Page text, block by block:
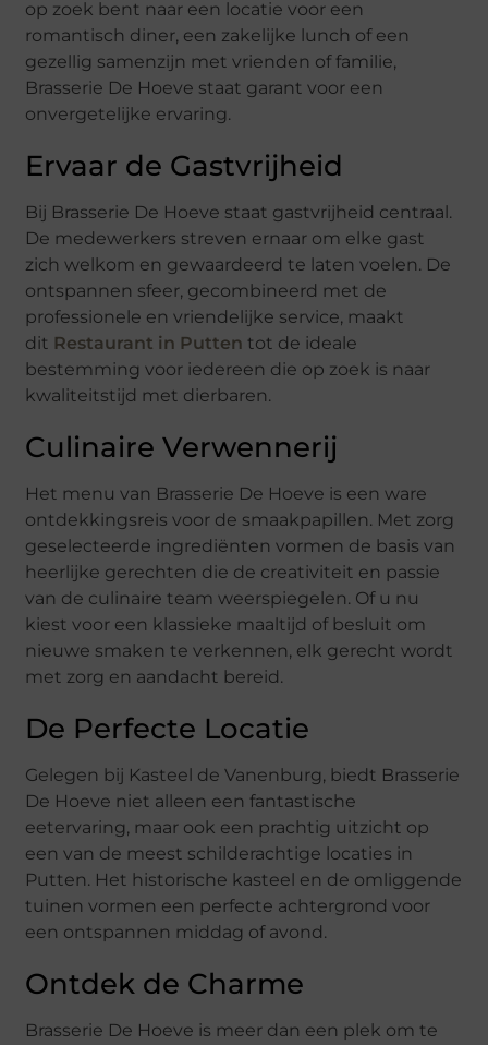
op zoek bent naar een locatie voor een
romantisch diner, een zakelijke lunch of een
gezellig samenzijn met vrienden of familie,
Brasserie De Hoeve staat garant voor een
onvergetelijke ervaring.
Ervaar de Gastvrijheid
Bij Brasserie De Hoeve staat gastvrijheid centraal.
De medewerkers streven ernaar om elke gast
zich welkom en gewaardeerd te laten voelen. De
ontspannen sfeer, gecombineerd met de
professionele en vriendelijke service, maakt
dit Restaurant in Putten tot de ideale
bestemming voor iedereen die op zoek is naar
kwaliteitstijd met dierbaren.
Culinaire Verwennerij
Het menu van Brasserie De Hoeve is een ware
ontdekkingsreis voor de smaakpapillen. Met zorg
geselecteerde ingrediënten vormen de basis van
heerlijke gerechten die de creativiteit en passie
van de culinaire team weerspiegelen. Of u nu
kiest voor een klassieke maaltijd of besluit om
nieuwe smaken te verkennen, elk gerecht wordt
met zorg en aandacht bereid.
De Perfecte Locatie
Gelegen bij Kasteel de Vanenburg, biedt Brasserie
De Hoeve niet alleen een fantastische
eetervaring, maar ook een prachtig uitzicht op
een van de meest schilderachtige locaties in
Putten. Het historische kasteel en de omliggende
tuinen vormen een perfecte achtergrond voor
een ontspannen middag of avond.
Ontdek de Charme
Brasserie De Hoeve is meer dan een plek om te